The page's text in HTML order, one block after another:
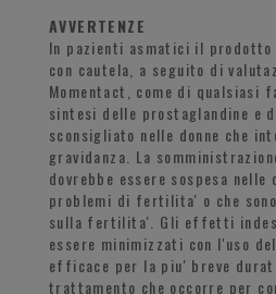
AVVERTENZE
In pazienti asmatici il
con cautela, a seguito di
Momentact, come di qualsiasi
sintesi delle prostaglandine e
sconsigliato nelle donne che
gravidanza. La
dovrebbe essere sospesa nelle
problemi di fertilita' o che
sulla fertilita'. Gli effetti
essere minimizzati con l'uso
efficace per la piu' breve
trattamento che occorre per